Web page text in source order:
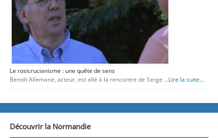
Le rosicrucianisme : une quête de sens
Benoît Allemane, acteur, est allé à la rencontre de Serge …Lire la suite...
Découvrir la Normandie